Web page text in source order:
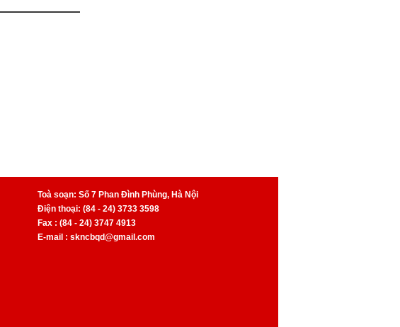
Toà soạn: Số 7 Phan Đình Phùng, Hà Nội
Điện thoại: (84 - 24) 3733 3598
Fax : (84 - 24) 3747 4913
E-mail : skncbqd@gmail.com